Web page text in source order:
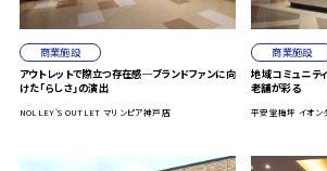
商業施設
アウトレットで際立つ存在感─ブランドファンに向
けた「らしさ」の演出
NOLLEY'S OUTLET マリンピア神戸店
商業施設
地域コミュニテ
老舗が彩る
平安堂梅坪 イオン